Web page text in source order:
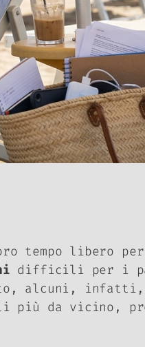
tempo libero
difficili per i
alcuni, infatti,
più da vicino,